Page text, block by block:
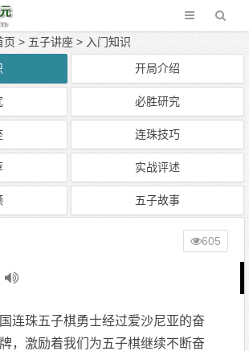
页 > 五子讲座 > 入门知识
开局介绍
必胜研究
连珠技巧
实战评述
五子故事
连珠五子棋勇士经过爱沙尼亚的奋
，激励着我们为五子棋继续不断奋
605